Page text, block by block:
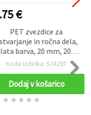
€
PET zvezdice za
in ročna dela,
barva, 20 mm, 20 g
(~3000 kosov)
Koda izdelka: 524297
Dodaj v košarico